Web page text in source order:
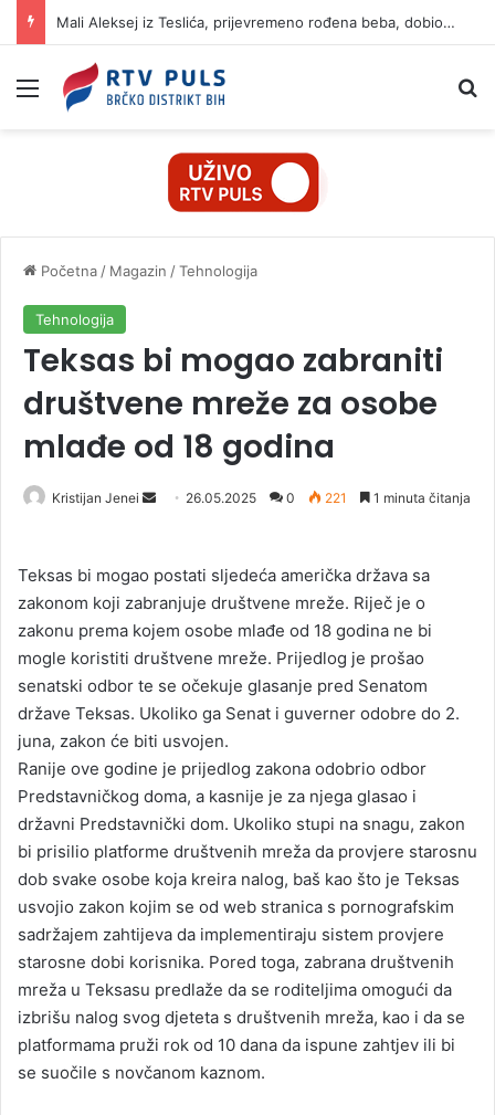
Mali Aleksej iz Teslića, prijevremeno rođena beba, dobio životnu bitku na UKC-u Srpske
Izbornik
Početna / Magazin /Tehnologija
Tehnologija
Teksas bi mogao zabraniti
društvene mreže za osobe
mlađe od 18 godina
Kristijan Jenei
d
a
n
e
m
a
i
26.05.2025 0 221 1 minuta čitanja
Teksas bi mogao postati sljedeća američka država sa
zakonom koji zabranjuje društvene mreže. Riječ je o
zakonu prema kojem osobe mlađe od 18 godina ne bi
mogle koristiti društvene mreže. Prijedlog je prošao
senatski odbor te se očekuje glasanje pred Senatom
države Teksas. Ukoliko ga Senat i guverner odobre do 2.
juna, zakon će biti usvojen.
Ranije ove godine je prijedlog zakona odobrio odbor
Predstavničkog doma, a kasnije je za njega glasao i
državni Predstavnički dom. Ukoliko stupi na snagu, zakon
bi prisilio platforme društvenih mreža da provjere starosnu
dob svake osobe koja kreira nalog, baš kao što je Teksas
usvojio zakon kojim se od web stranica s pornografskim
sadržajem zahtijeva da implementiraju sistem provjere
starosne dobi korisnika. Pored toga, zabrana društvenih
mreža u Teksasu predlaže da se roditeljima omogući da
izbrišu nalog svog djeteta s društvenih mreža, kao i da se
platformama pruži rok od 10 dana da ispune zahtjev ili bi
se suočile s novčanom kaznom.